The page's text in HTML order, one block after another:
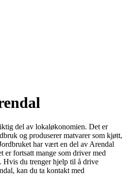
del av lokaløkonomien. Det er
og produserer matvarer som kjøtt,
har vært en del av Arendal
er fortsatt mange som driver med
Hvis du trenger hjelp til å drive
kan du ta kontakt med